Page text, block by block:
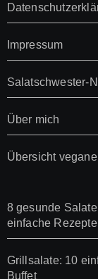
Impressum
Salatschwester-
Über mich
Übersicht
8 gesunde
einfache Rezepte
Grillsalate: 10
Buffet